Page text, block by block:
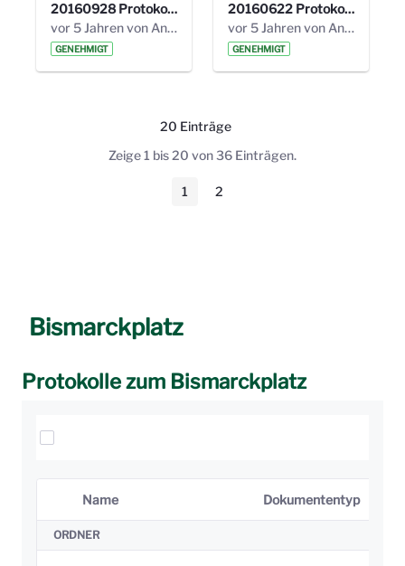
20160928 Protokoll 17. Steuerungskreis.pdf
vor 5 Jahren von Anni Schlumberger
GENEHMIGT
20160622 Protokoll 16. Steuerungskreis.pdf
vor 5 Jahren von Anni Schlumberger
GENEHMIGT
20 Einträge
Pro Seite
Zeige 1 bis 20 von 36 Einträgen.
Seite
1 Seite
2
Bismarckplatz
Protokolle zum Bismarckplatz
Elemente auswählen
Ausgewähltes Element
Name Dokumententyp
ORDNER